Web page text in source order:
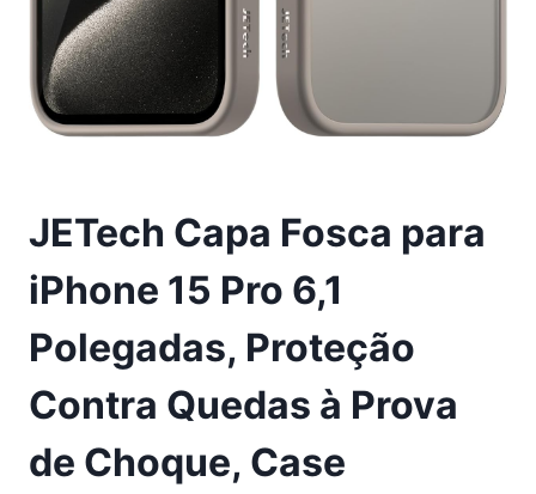
JETech Capa Fosca para
iPhone 15 Pro 6,1
Polegadas, Proteção
Contra Quedas à Prova
de Choque, Case